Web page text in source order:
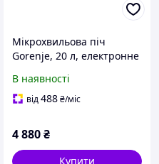
Мікрохвильова піч
Gorenje, 20 л, електронне
дисплеєм, біла. (629793)
В наявності
від488₴/міс
4 880₴
Купити